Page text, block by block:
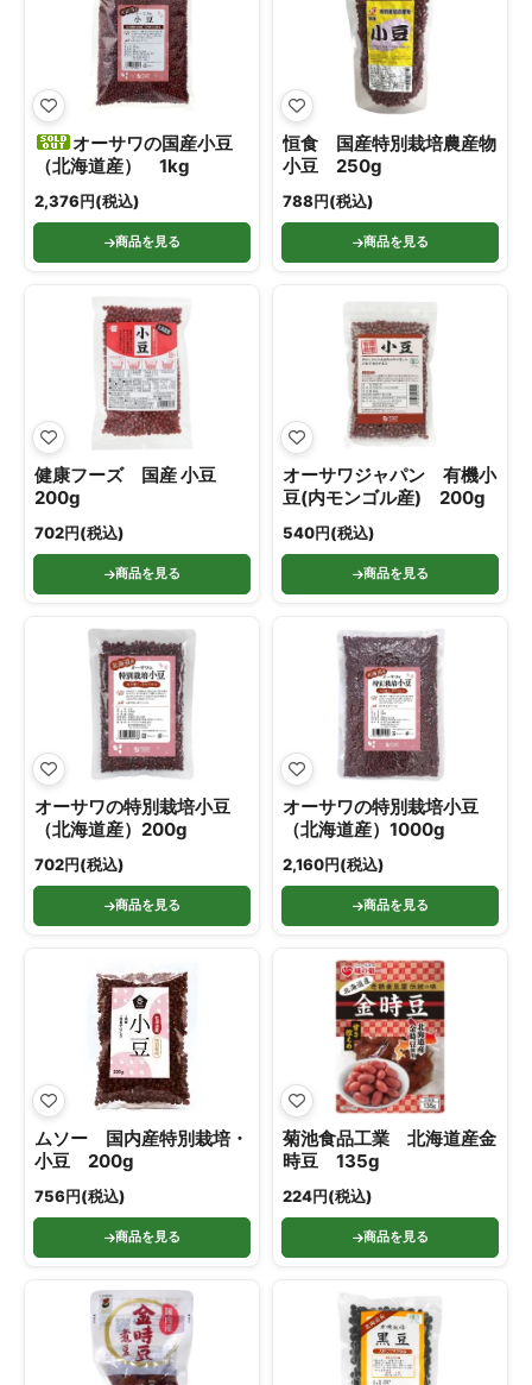
オーサワの国産小豆
（北海道産） 1kg
2,376円(税込)
商品を見る
恒食 国産特別栽培農産物
小豆 250g
788円(税込)
商品を見る
健康フーズ 国産 小豆
200g
702円(税込)
商品を見る
オーサワジャパン 有機小
豆(内モンゴル産) 200g
540円(税込)
商品を見る
オーサワの特別栽培小豆
（北海道産）200g
702円(税込)
商品を見る
オーサワの特別栽培小豆
（北海道産）1000g
2,160円(税込)
商品を見る
ムソー 国内産特別栽培・
小豆 200g
756円(税込)
商品を見る
菊池食品工業 北海道産金
時豆 135g
224円(税込)
商品を見る